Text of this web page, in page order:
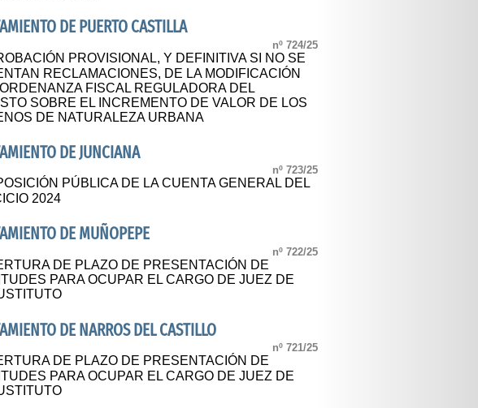
DE PUERTO CASTILLA
nº 724/25
PROVISIONAL, Y DEFINITIVA SI NO SE
RECLAMACIONES, DE LA MODIFICACIÓN
FISCAL REGULADORA DEL
SOBRE EL INCREMENTO DE VALOR DE LOS
DE NATURALEZA URBANA
DE JUNCIANA
nº 723/25
PÚBLICA DE LA CUENTA GENERAL DEL
2024
DE MUÑOPEPE
nº 722/25
DE PLAZO DE PRESENTACIÓN DE
PARA OCUPAR EL CARGO DE JUEZ DE
DE NARROS DEL CASTILLO
nº 721/25
DE PLAZO DE PRESENTACIÓN DE
PARA OCUPAR EL CARGO DE JUEZ DE